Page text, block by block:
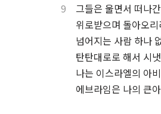
9 그들은 울면서 떠나
위로받으며 돌아오
넘어지는 사람 하나
탄탄대로로 해서 시
나는 이스라엘의 아
에브라임은 나의 큰